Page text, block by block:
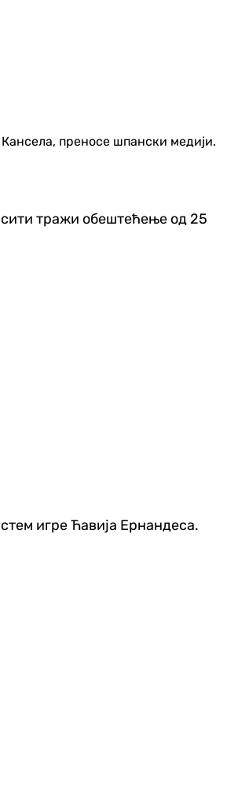
преносе шпански медији.
сити тражи обештећење од 25
игре Ћавија Ернандеса.